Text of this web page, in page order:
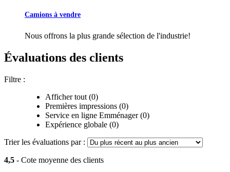
Camions à vendre
Nous offrons la plus grande sélection de l'industrie!
Évaluations des clients
Filtre :
Afficher tout (0)
Premières impressions (0)
Service en ligne Emménager (0)
Expérience globale (0)
Trier les évaluations par :
4,5 - Cote moyenne des clients